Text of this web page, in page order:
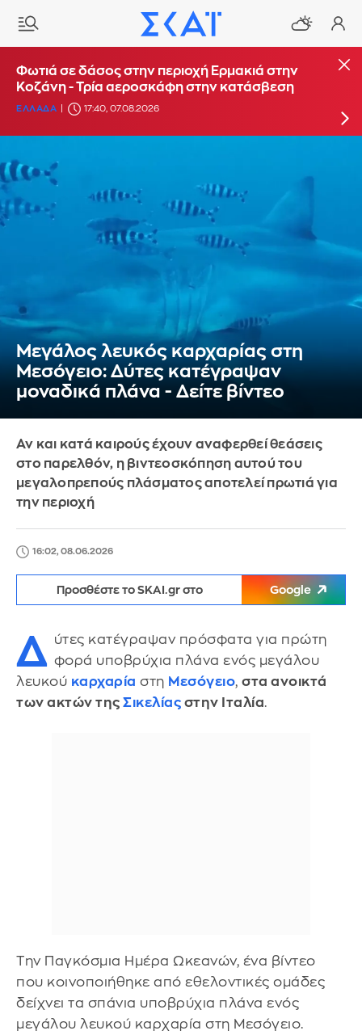
Φωτιά στο Στεφάνι Κορίνθου - Μήνυμα από το
112 για ετοιμότητα
ΕΛΛΑΔΑ 16:29, 07.08.2026
Φωτιά σε δάσος στην περιοχή Ερμακιά στην
Κοζάνη - Τρία αεροσκάφη στην κατάσβεση
ΕΛΛΑΔΑ 17:40, 07.08.2026
Μεγάλος λευκός καρχαρίας στη
Μεσόγειο: Δύτες κατέγραψαν
μοναδικά πλάνα - Δείτε βίντεο
Αν και κατά καιρούς έχουν αναφερθεί θεάσεις
στο παρελθόν, η βιντεοσκόπηση αυτού του
μεγαλοπρεπούς πλάσματος αποτελεί πρωτιά για
την περιοχή
16:02, 08.06.2026
Προσθέστε το SKAI.gr στο Google
Δ ύτες κατέγραψαν πρόσφατα για πρώτη
φορά υποβρύχια πλάνα ενός μεγάλου
λευκού καρχαρία στη Μεσόγειο, στα ανοικτά
των ακτών της Σικελίας στην Ιταλία.
Την Παγκόσμια Ημέρα Ωκεανών, ένα βίντεο
που κοινοποιήθηκε από εθελοντικές ομάδες
δείχνει τα σπάνια υποβρύχια πλάνα ενός
μεγάλου λευκού καρχαρία στη Μεσόγειο.